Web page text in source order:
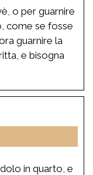
o per guarnire
come se fosse
guarnire la
e bisogna
in quarto, e